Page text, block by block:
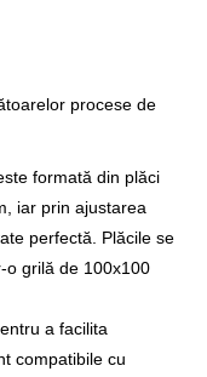
procese de
formată din plăci
iar prin ajustarea
perfectă. Plăcile se
o grilă de 100x100
a facilita
compatibile cu